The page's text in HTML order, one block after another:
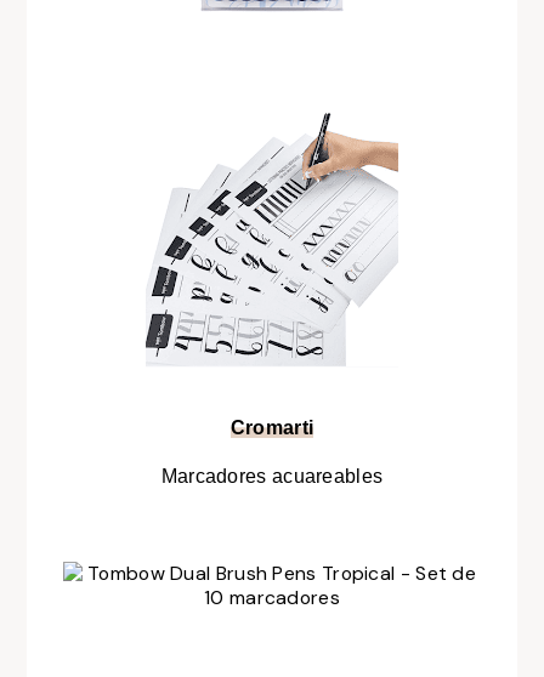
Cromarti
Marcadores acuareables